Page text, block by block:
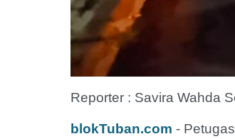
Reporter : Savira Wahda
blokTuban.com -